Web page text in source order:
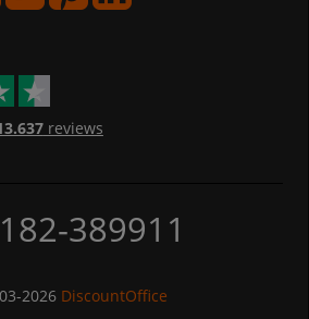
reviews
389911
2026 DiscountOffice